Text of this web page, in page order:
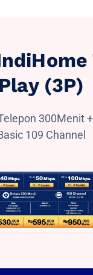
Play (3P)
300Menit
109 Channel